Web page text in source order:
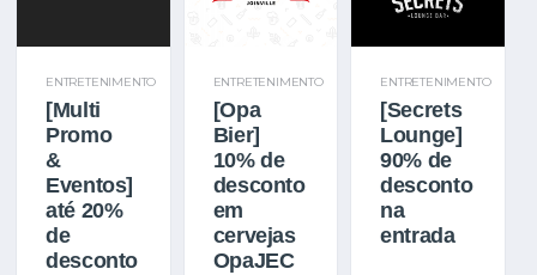
ENTRETENIMENTO
[Multi
Promo
&
Eventos]
até 20%
de
desconto
ENTRETENIMENTO
[Opa
Bier]
10% de
desconto
em
cervejas
OpaJEC
ENTRETENIMENTO
[Secrets
Lounge]
90% de
desconto
na
entrada